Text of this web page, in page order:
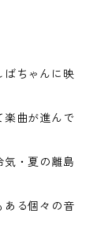
ばちゃんに映
楽曲が進んで
・夏の離島
ある個々の音